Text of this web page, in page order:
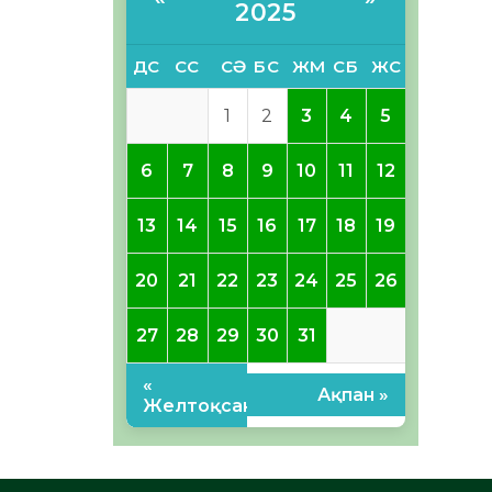
2025
ДС СС СӘ БС ЖМ СБ ЖС
1 2 3 4 5
6 7 8 9 10 11 12
13 14 15 16 17 18 19
20 21 22 23 24 25 26
27 28 29 30 31
«
Желтоқсан
Ақпан »